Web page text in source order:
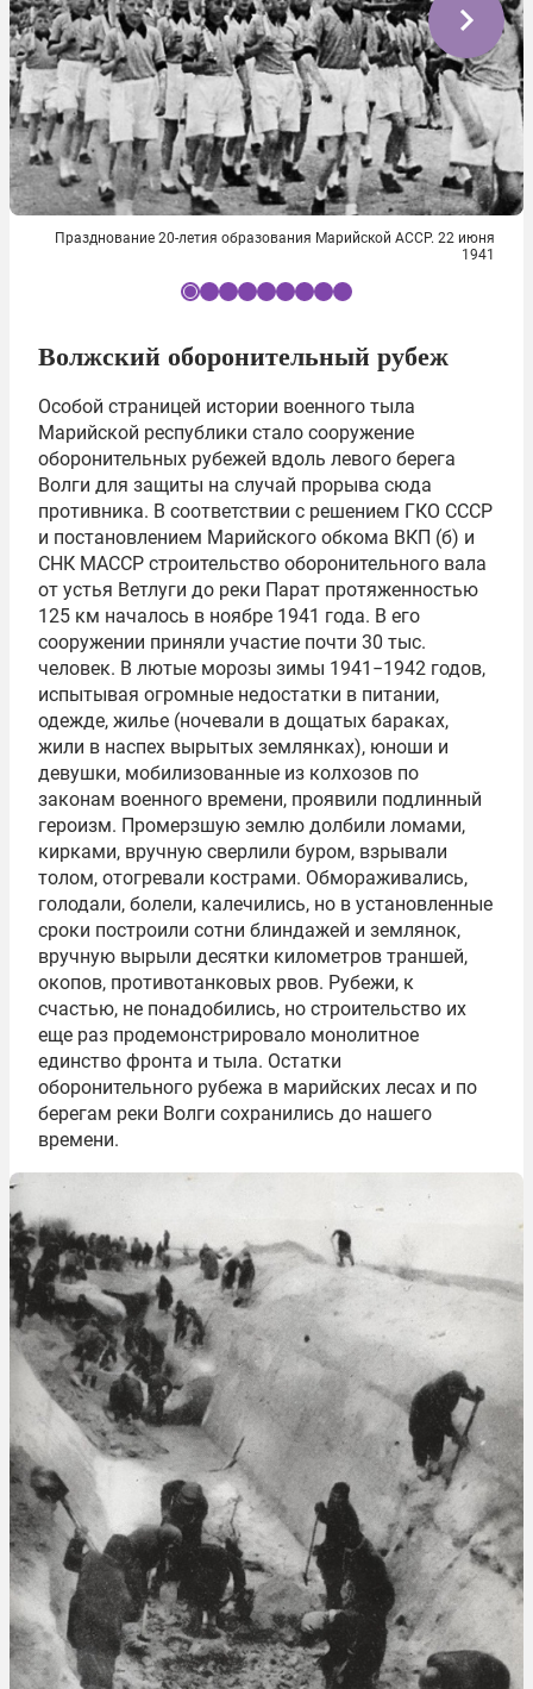
Празднование 20-летия образования Марийской АССР. 22 июня
1941
Волжский оборонительный рубеж
Особой страницей истории военного тыла
Марийской республики стало сооружение
оборонительных рубежей вдоль левого берега
Волги для защиты на случай прорыва сюда
противника. В соответствии с решением ГКО СССР
и постановлением Марийского обкома ВКП (б) и
СНК МАССР строительство оборонительного вала
от устья Ветлуги до реки Парат протяженностью
125 км началось в ноябре 1941 года. В его
сооружении приняли участие почти 30 тыс.
человек. В лютые морозы зимы 1941−1942 годов,
испытывая огромные недостатки в питании,
одежде, жилье (ночевали в дощатых бараках,
жили в наспех вырытых землянках), юноши и
девушки, мобилизованные из колхозов по
законам военного времени, проявили подлинный
героизм. Промерзшую землю долбили ломами,
кирками, вручную сверлили буром, взрывали
толом, отогревали кострами. Обмораживались,
голодали, болели, калечились, но в установленные
сроки построили сотни блиндажей и землянок,
вручную вырыли десятки километров траншей,
окопов, противотанковых рвов. Рубежи, к
счастью, не понадобились, но строительство их
еще раз продемонстрировало монолитное
единство фронта и тыла. Остатки
оборонительного рубежа в марийских лесах и по
берегам реки Волги сохранились до нашего
времени.